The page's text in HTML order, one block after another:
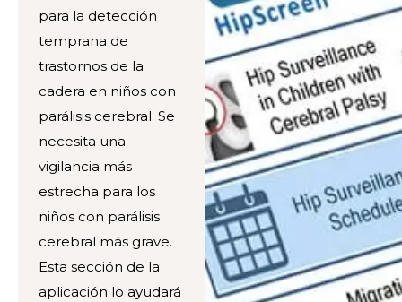
para la detección
temprana de
trastornos de la
cadera en niños con
parálisis cerebral. Se
necesita una
vigilancia más
estrecha para los
niños con parálisis
cerebral más grave.
Esta sección de la
aplicación lo ayudará